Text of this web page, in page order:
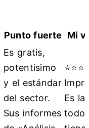
Punto fuerte Mi
Es gratis,
potentísimo
y el estándar
del sector.
Sus informes
Es la